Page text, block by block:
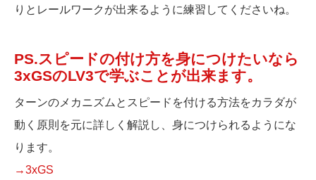
りとレールワークが出来るように練習してくださいね。
PS.スピードの付け方を身につけたいなら
3xGSのLV3で学ぶことが出来ます。
ターンのメカニズムとスピードを付ける方法をカラダが
動く原則を元に詳しく解説し、身につけられるようにな
ります。
→3xGS